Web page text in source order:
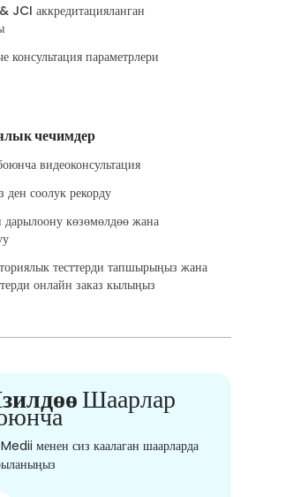
JCI аккредитацияланган
консультация параметрлери
чечимдер
видеоконсультация
ден соолук рекорду
көзөмөлдөө жана
тесттерди тапшырыңыз жана
онлайн заказ кылыңыз
Шаарлар
менен сиз каалаган шаарларда